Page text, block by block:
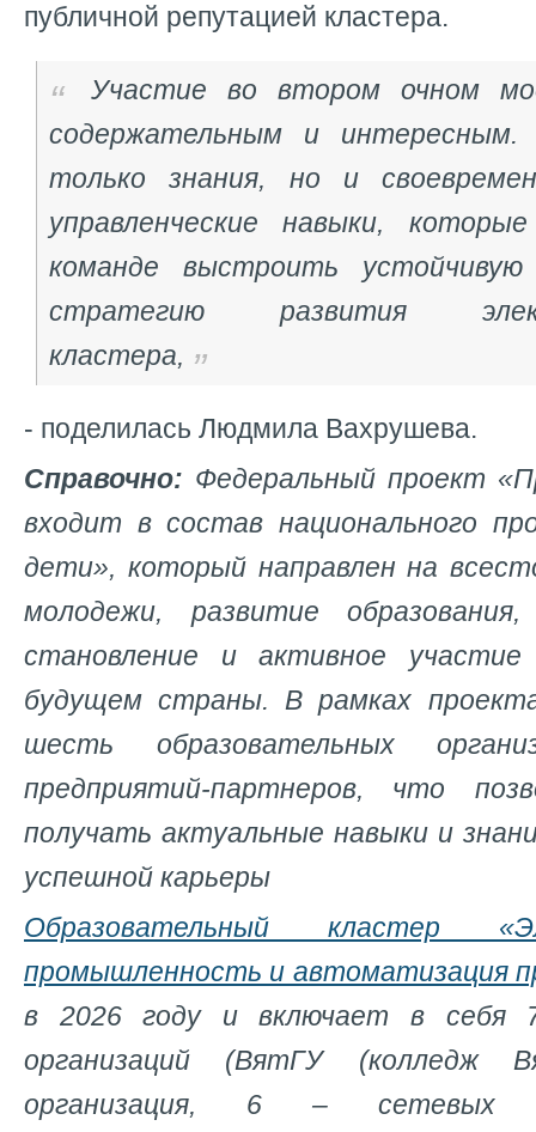
публичной репутацией кластера.
Участие во втором очном
содержательным и
только знания, но и
управленческие навыки,
команде выстроить
стратегию развития
кластера,
- поделилась Людмила Вахрушева.
Справочно: Федеральный проект
входит в состав национального
дети», который направлен на
молодежи, развитие образования,
становление и активное
будущем страны. В рамках
шесть образовательных
предприятий-партнеров, что
получать актуальные навыки и
успешной карьеры
Образовательный кластер
промышленность и автоматизация
в 2026 году и включает в себя 7
организаций (ВятГУ (колледж
организация, 6 – сетевых